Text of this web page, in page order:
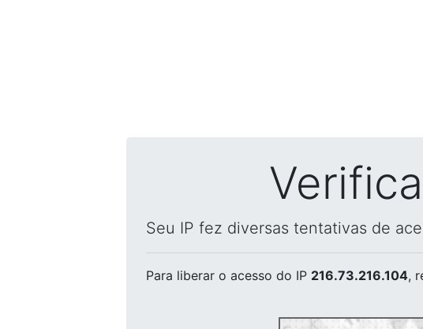
Seu IP fez diversas tentativas de
Para liberar o acesso do IP 216.73.216.104,